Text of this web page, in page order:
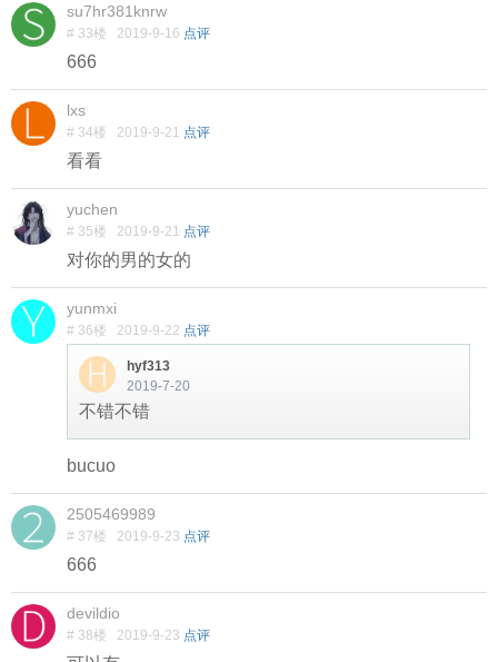
su7hr381knrw
# 33楼 2019-9-16 点评
666
lxs
# 34楼 2019-9-21 点评
看看
yuchen
# 35楼 2019-9-21 点评
对你的男的女的
yunmxi
# 36楼 2019-9-22 点评
hyf313
2019-7-20
不错不错
bucuo
2505469989
# 37楼 2019-9-23 点评
666
devildio
# 38楼 2019-9-23 点评